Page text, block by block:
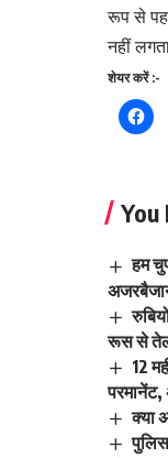
रूप से
नहीं
शेयर करें :-
You
हम
रूस से तेल
12
परमानेंट,
क्या